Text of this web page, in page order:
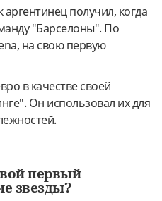
получил, когда
"Барселоны". По
на свою первую
в качестве своей
Он использовал их для
первый
звезды?